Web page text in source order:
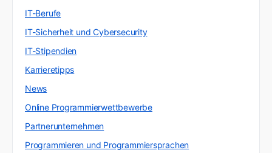
IT-Berufe
IT-Sicherheit und Cybersecurity
IT-Stipendien
Karrieretipps
News
Online Programmierwettbewerbe
Partnerunternehmen
Programmieren und Programmiersprachen